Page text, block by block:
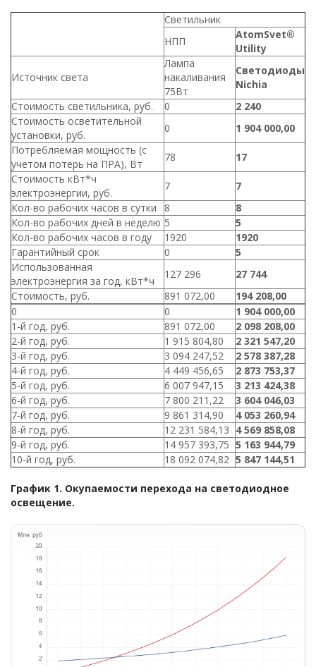
Светильник
НПП
АtomSvet®
Utility
Источник света
Лампа
накаливания
75Вт
Светодиоды
Nichia
Стоимость светильника, руб.
0
2 240
Стоимость осветительной
установки, руб.
0
1 904 000,00
Потребляемая мощность (с
учетом потерь на ПРА), Вт
78
17
Стоимость кВт*ч
электроэнергии, руб.
7
7
Кол-во рабочих часов в сутки
8
8
Кол-во рабочих дней в неделю 5
5
Кол-во рабочих часов в году
1920
1920
Гарантийный срок
0
5
Использованная
электроэнергия за год, кВт*ч
127 296
27 744
Стоимость, руб.
891 072,00
194 208,00
0
0
1 904 000,00
1-й год, руб.
891 072,00
2 098 208,00
2-й год, руб.
1 915 804,80
2 321 547,20
3-й год, руб.
3 094 247,52
2 578 387,28
4-й год, руб.
4 449 456,65
2 873 753,37
5-й год, руб.
6 007 947,15
3 213 424,38
6-й год, руб.
7 800 211,22
3 604 046,03
7-й год, руб.
9 861 314,90
4 053 260,94
8-й год, руб.
12 231 584,13 4 569 858,08
9-й год, руб.
14 957 393,75 5 163 944,79
10-й год, руб.
18 092 074,82 5 847 144,51
График 1. Окупаемости перехода на светодиодное
освещение.